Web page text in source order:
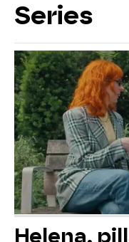
Series
Helena,